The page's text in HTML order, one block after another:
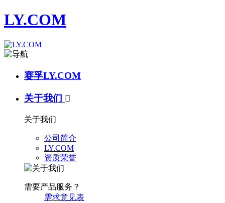
LY.COM
赛孚LY.COM
关于我们 
关于我们
公司简介
LY.COM
资质荣誉
需要产品服务？
需求意见表